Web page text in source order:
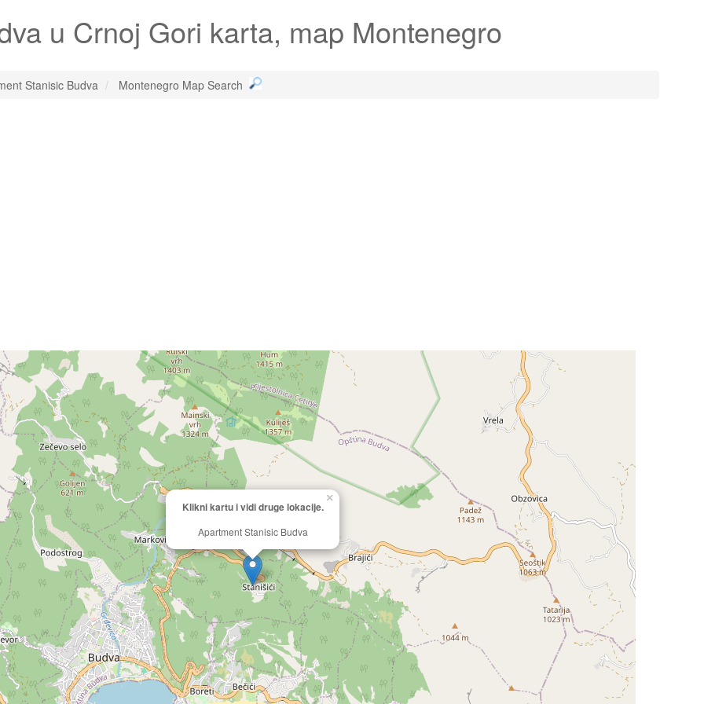
u Crnoj Gori karta, map Montenegro
Stanisic Budva Montenegro Map Search
Klikni kartu i vidi druge lokacije.
Apartment Stanisic Budva
×